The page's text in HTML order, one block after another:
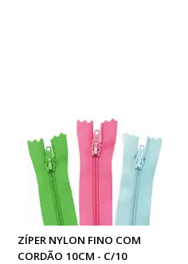
ZÍPER NYLON FINO COM
CORDÃO 10CM - C/10